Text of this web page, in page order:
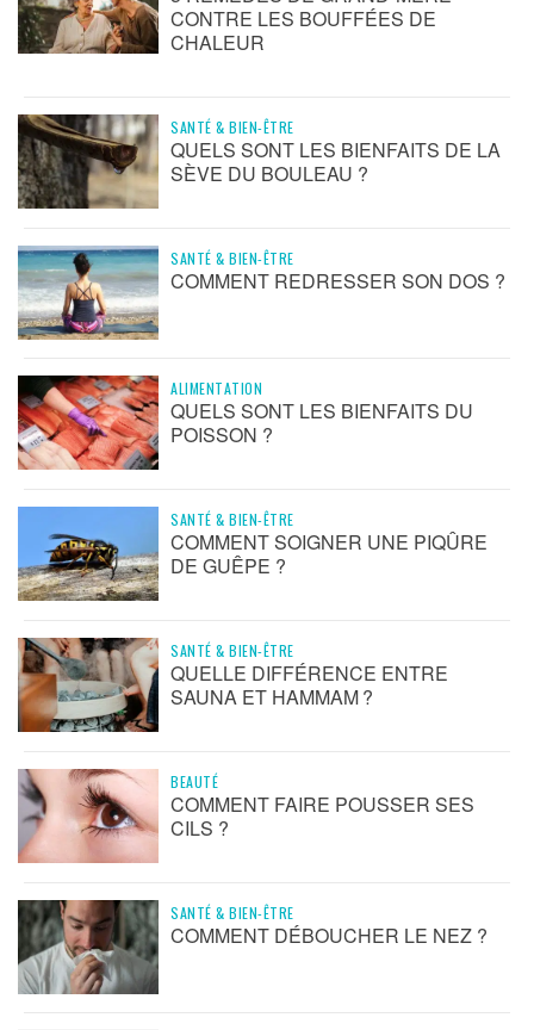
CONTRE LES BOUFFÉES DE
CHALEUR
SANTÉ & BIEN-ÊTRE
QUELS SONT LES BIENFAITS DE LA
SÈVE DU BOULEAU ?
SANTÉ & BIEN-ÊTRE
COMMENT REDRESSER SON DOS ?
ALIMENTATION
QUELS SONT LES BIENFAITS DU
POISSON ?
SANTÉ & BIEN-ÊTRE
COMMENT SOIGNER UNE PIQÛRE
DE GUÊPE ?
SANTÉ & BIEN-ÊTRE
QUELLE DIFFÉRENCE ENTRE
SAUNA ET HAMMAM ?
BEAUTÉ
COMMENT FAIRE POUSSER SES
CILS ?
SANTÉ & BIEN-ÊTRE
COMMENT DÉBOUCHER LE NEZ ?